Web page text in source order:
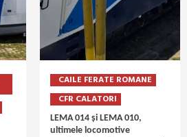
CAILE FERATE ROMANE
CFR CALATORI
LEMA 014 și LEMA 010,
ultimele locomotive